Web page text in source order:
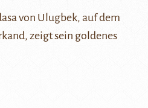
von Ulugbek, auf dem
zeigt sein goldenes